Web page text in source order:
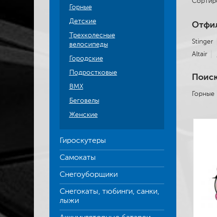
Горные
Детские
Трехколесные
велосипеды
Городские
Подростковые
BMX
Беговелы
Женские
Гироскутеры
Самокаты
Снегоуборщики
Снегокаты, тюбинги, санки,
лыжи
Stinger
Altair
Горные